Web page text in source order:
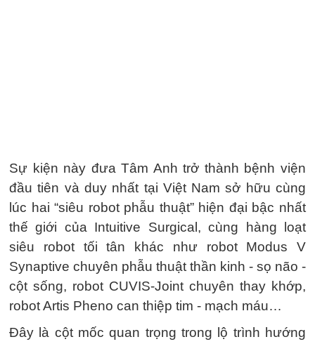
Sự kiện này đưa Tâm Anh trở thành bệnh viện
đầu tiên và duy nhất tại Việt Nam sở hữu cùng
lúc hai “siêu robot phẫu thuật” hiện đại bậc nhất
thế giới của Intuitive Surgical, cùng hàng loạt
siêu robot tối tân khác như robot Modus V
Synaptive chuyên phẫu thuật thần kinh - sọ não -
cột sống, robot CUVIS-Joint chuyên thay khớp,
robot Artis Pheno can thiệp tim - mạch máu…
Đây là cột mốc quan trọng trong lộ trình hướng